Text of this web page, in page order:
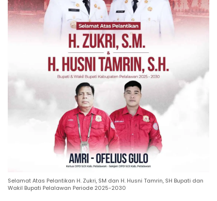
Selamat Atas Pelantikan H. Zukri, SM dan H. Husni Tamrin, SH Bupati dan
Wakil Bupati Pelalawan Periode 2025-2030